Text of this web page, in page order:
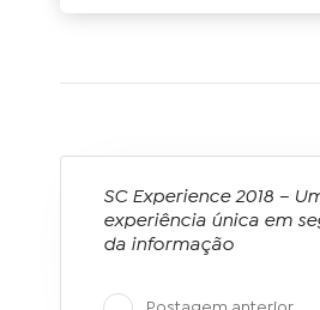
SC Experience 2018 –
experiência única em
da informação